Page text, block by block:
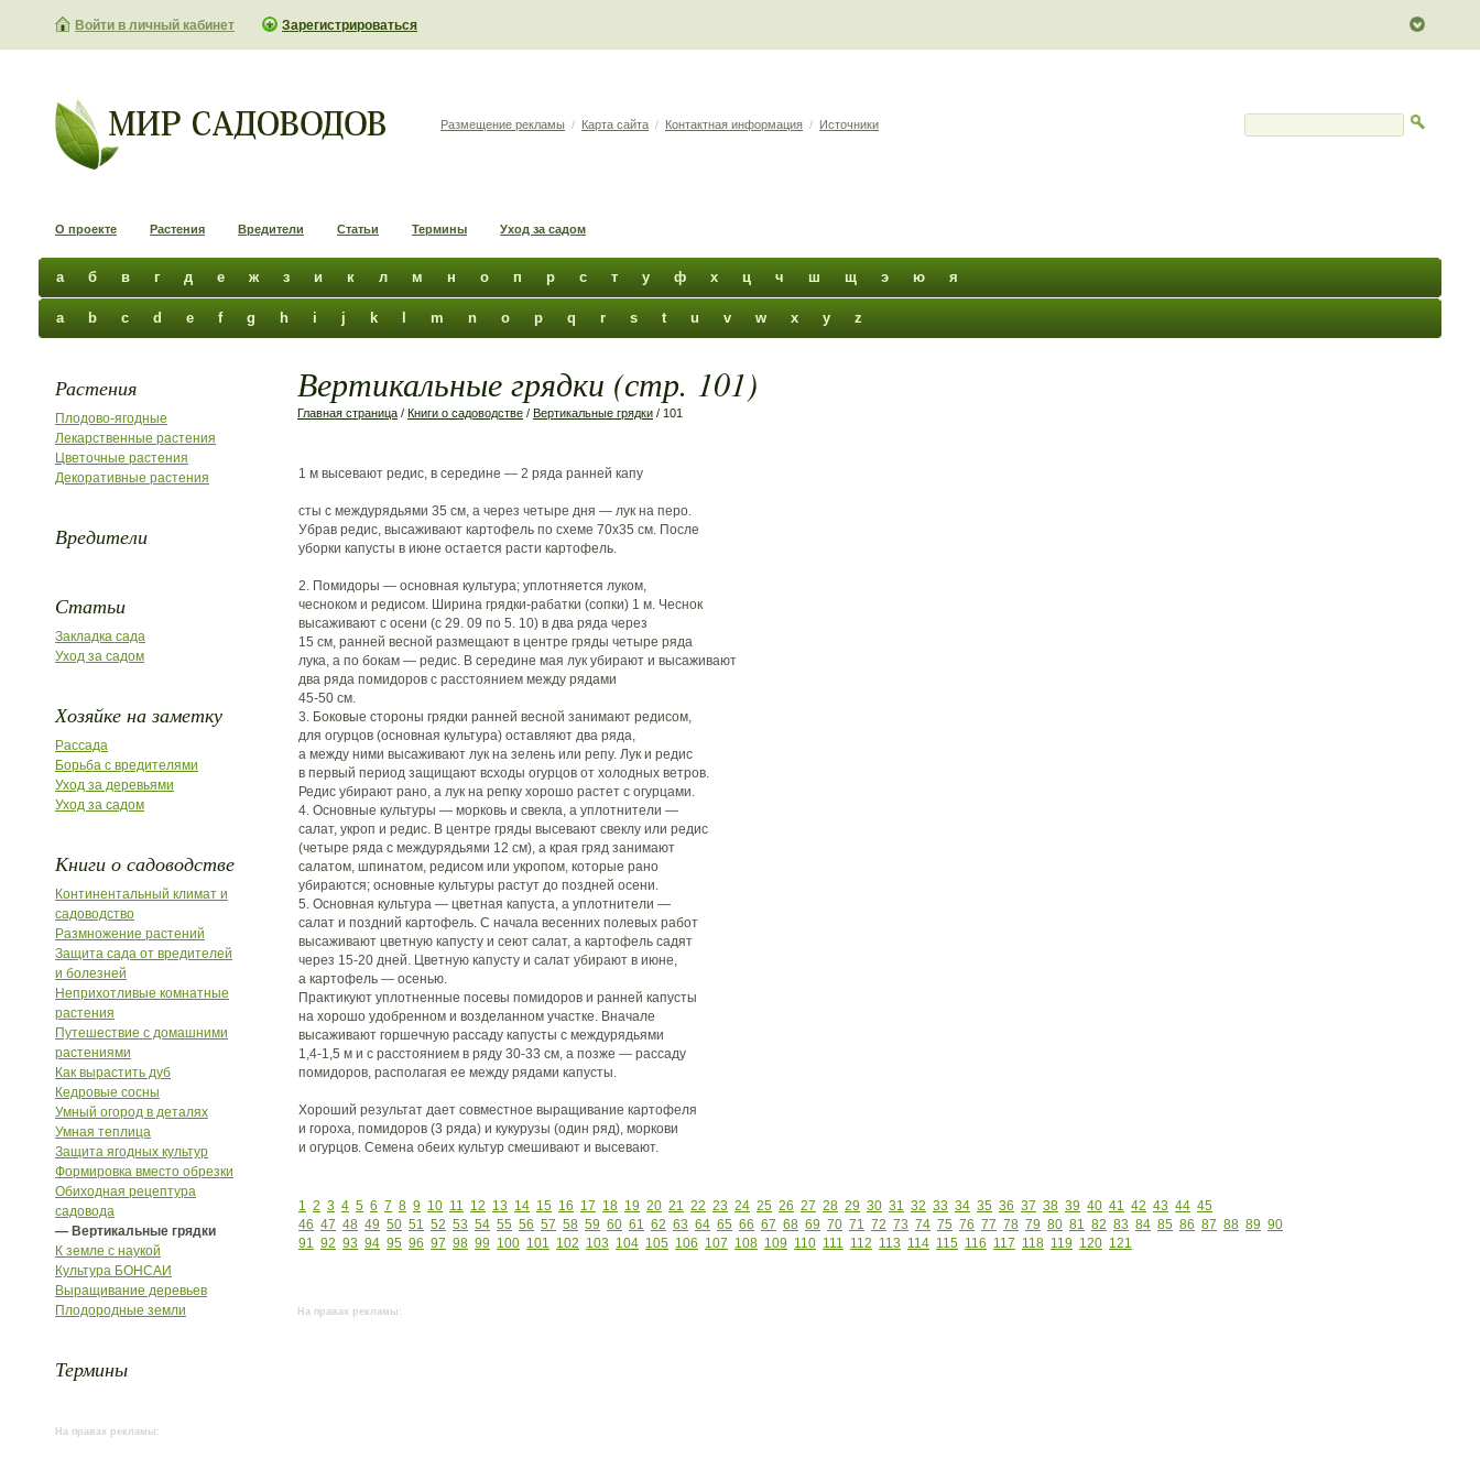
Войти в личный кабинет Зарегистрироваться
Размещение рекламы / Карта сайта / Контактная информация / Источники
О проекте Растения Вредители Статьи Термины Уход за садом
а б в г д е ж з и к л м н о п р с т у ф х ц ч ш щ э ю я
a b c d e f g h i j k m n o p q r s t u v w x y z
Растения
Плодово-ягодные
Лекарственные растения
Цветочные растения
Декоративные растения
Вредители
Статьи
Закладка сада
Уход за садом
Хозяйке на заметку
Рассада
Борьба с вредителями
Уход за деревьями
Уход за садом
Книги о садоводстве
Континентальный климат и
садоводство
Размножение растений
Защита сада от вредителей
и болезней
Неприхотливые комнатные
растения
Путешествие с домашними
растениями
Как вырастить дуб
Кедровые сосны
Умный огород в деталях
Умная теплица
Защита ягодных культур
Формировка вместо обрезки
Обиходная рецептура
садовода
— Вертикальные грядки
К земле с наукой
Культура БОНСАИ
Выращивание деревьев
Плодородные земли
Термины
На правах рекламы:
Вертикальные грядки (стр. 101)
Главная страница / Книги о садоводстве / Вертикальные грядки / 101
1 м высевают редис, в середине — 2 ряда ранней капу
сты с междурядьями 35 см, а через четыре дня — лук на перо.
Убрав редис, высаживают картофель по схеме 70x35 см. После
уборки капусты в июне остается расти картофель.
2. Помидоры — основная культура; уплотняется луком,
чесноком и редисом. Ширина грядки-рабатки (сопки) 1 м. Чеснок
высаживают с осени (с 29. 09 по 5. 10) в два ряда через
15 см, ранней весной размещают в центре гряды четыре ряда
лука, а по бокам — редис. В середине мая лук убирают и высаживают
два ряда помидоров с расстоянием между рядами
45-50 см.
3. Боковые стороны грядки ранней весной занимают редисом,
для огурцов (основная культура) оставляют два ряда,
а между ними высаживают лук на зелень или репу. Лук и редис
в первый период защищают всходы огурцов от холодных ветров.
Редис убирают рано, а лук на репку хорошо растет с огурцами.
4. Основные культуры — морковь и свекла, а уплотнители —
салат, укроп и редис. В центре гряды высевают свеклу или редис
(четыре ряда с междурядьями 12 см), а края гряд занимают
салатом, шпинатом, редисом или укропом, которые рано
убираются; основные культуры растут до поздней осени.
5. Основная культура — цветная капуста, а уплотнители —
салат и поздний картофель. С начала весенних полевых работ
высаживают цветную капусту и сеют салат, а картофель садят
через 15-20 дней. Цветную капусту и салат убирают в июне,
а картофель — осенью.
Практикуют уплотненные посевы помидоров и ранней капусты
на хорошо удобренном и возделанном участке. Вначале
высаживают горшечную рассаду капусты с междурядьями
1,4-1,5 м и с расстоянием в ряду 30-33 см, а позже — рассаду
помидоров, располагая ее между рядами капусты.
Хороший результат дает совместное выращивание картофеля
и гороха, помидоров (3 ряда) и кукурузы (один ряд), моркови
и огурцов. Семена обеих культур смешивают и высевают.
1 2 3 4 5 6 7 8 9 10 11 12 13 14 15 16 17 18 19 20 21 22 23 24 25 26 27 28 29 30 31 32 33 34 35 36 37 38 39 40 41 42 43 44 45
46 47 48 49 50 51 52 53 54 55 56 57 58 59 60 61 62 63 64 65 66 67 68 69 70 71 72 73 74 75 76 77 78 79 80 81 82 83 84 85 86 87 88 89 90
91 92 93 94 95 96 97 98 99 100 101 102 103 104 105 106 107 108 109 110 111 112 113 114 115 116 117 118 119 120 121
На правах рекламы: